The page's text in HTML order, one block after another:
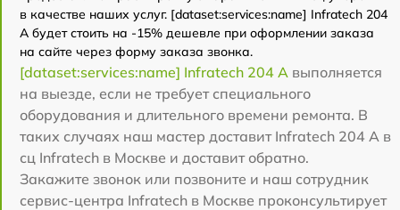
в качестве наших услуг. [dataset:services:name] Infratech 204
А будет стоить на -15% дешевле при оформлении заказа
на сайте через форму заказа звонка.
[dataset:services:name] Infratech 204 А выполняется
на выезде, если не требует специального
оборудования и длительного времени ремонта. В
таких случаях наш мастер доставит Infratech 204 А в
сц Infratech в Москве и доставит обратно.
Закажите звонок или позвоните и наш сотрудник
сервис-центра Infratech в Москве проконсультирует